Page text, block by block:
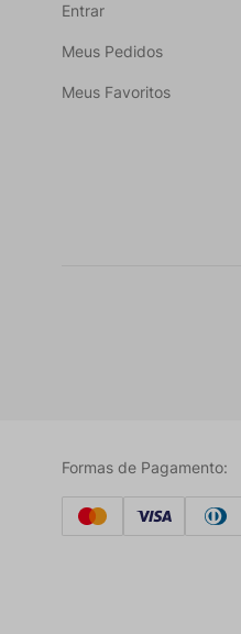
Entrar
Meus Pedidos
Meus Favoritos
Formas de Pagamento: